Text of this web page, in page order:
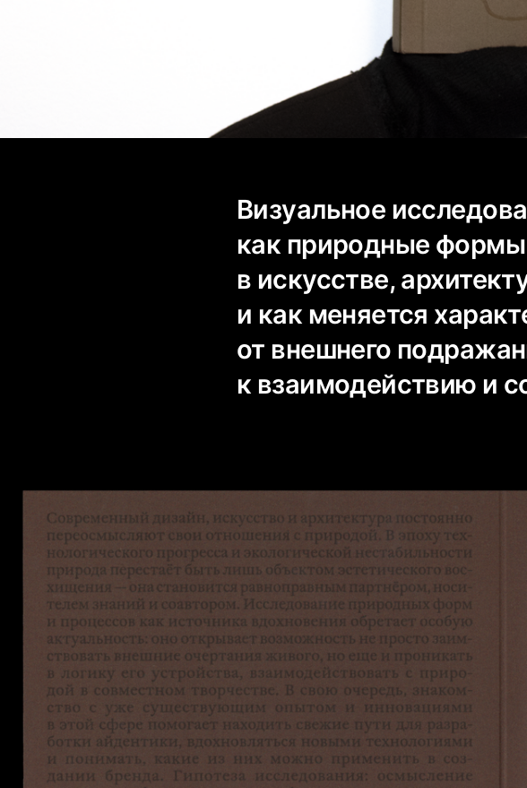
Визуальное
как природные
в искусстве,
и как меняется
от внешнего
к взаимодействию и